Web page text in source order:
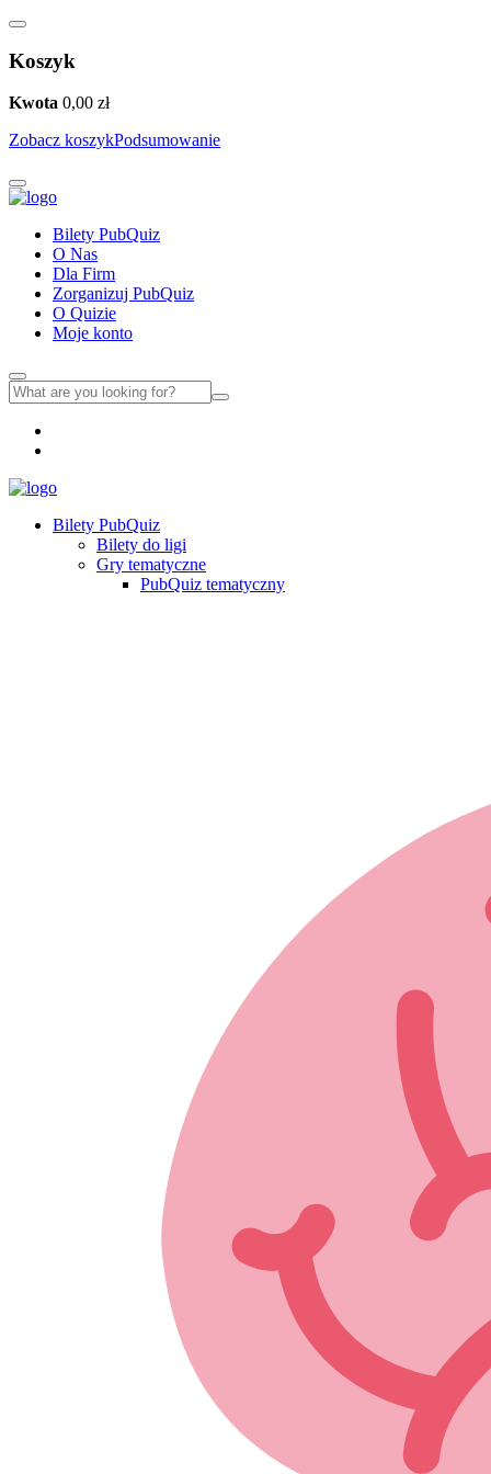
Koszyk
Kwota 0,00 zł
Zobacz koszykPodsumowanie
Bilety PubQuiz
O Nas
Dla Firm
Zorganizuj PubQuiz
O Quizie
Moje konto
Bilety PubQuiz
Bilety do ligi
Gry tematyczne
PubQuiz tematyczny